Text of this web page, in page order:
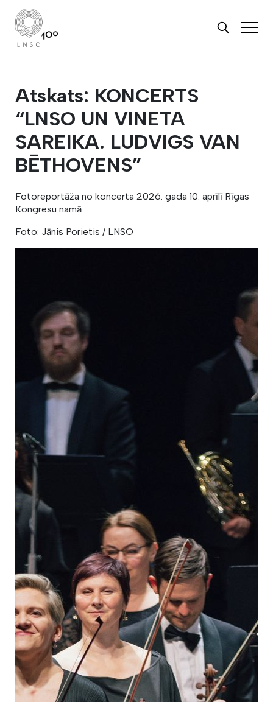
Atskats: KONCERTS
“LNSO UN VINETA
SAREIKA. LUDVIGS VAN
BĒTHOVENS”
Fotoreportāža no koncerta 2026. gada 10. aprīlī Rīgas
Kongresu namā
Foto: Jānis Porietis / LNSO